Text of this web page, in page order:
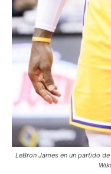
LeBron James en un partido